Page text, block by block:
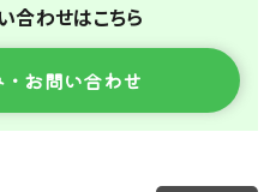
合わせはこちら
お問い合わせ